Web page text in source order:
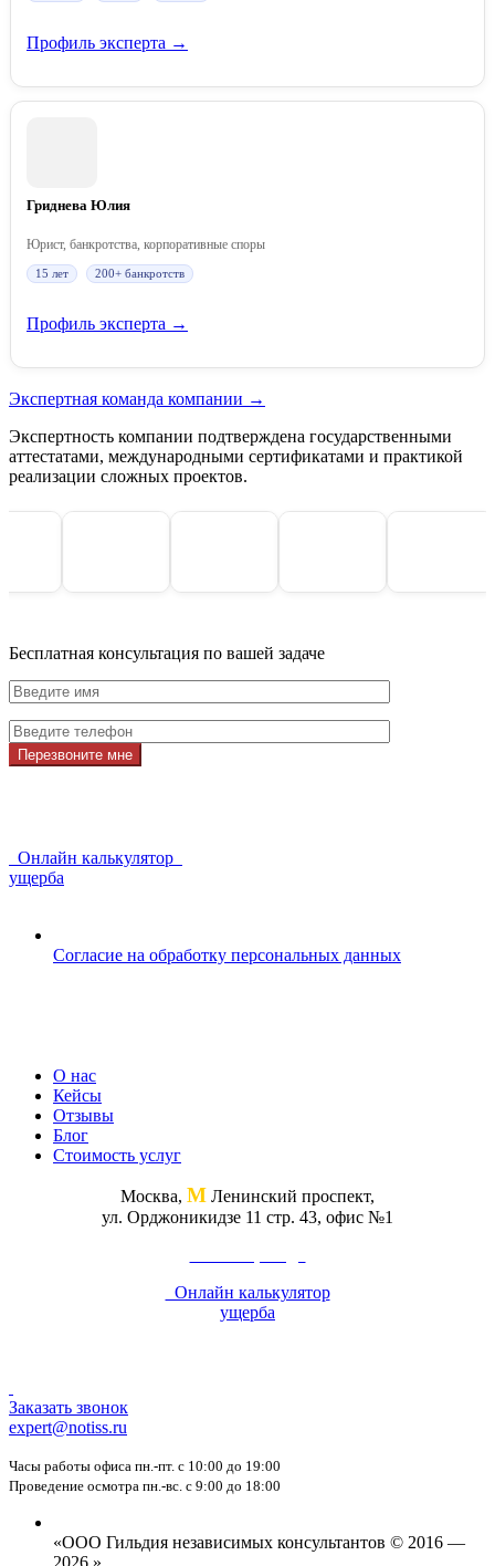
Профиль эксперта →
Гриднева Юлия
Юрист, банкротства, корпоративные споры
15 лет 200+ банкротств
Профиль эксперта →
Экспертная команда компании →
Экспертность компании подтверждена государственными
аттестатами, международными сертификатами и практикой
реализации сложных проектов.
Бесплатная консультация по вашей задаче
Перезвоните мне
Онлайн калькулятор
ущерба
Согласие на обработку персональных данных
О нас
Кейсы
Отзывы
Блог
Стоимость услуг
Москва, М Ленинский проспект,
ул. Орджоникидзе 11 стр. 43, офис №1
Онлайн калькулятор
ущерба
Заказать звонок
expert@notiss.ru
Часы работы офиса пн.-пт. с 10:00 до 19:00
Проведение осмотра пн.-вс. с 9:00 до 18:00
«ООО Гильдия независимых консультантов © 2016 —
2026 »,